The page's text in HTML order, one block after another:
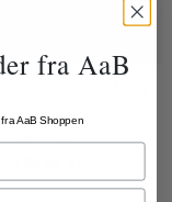
Halsedisse, Navy
149,00 kr.
fra AaB
AaB Shoppen